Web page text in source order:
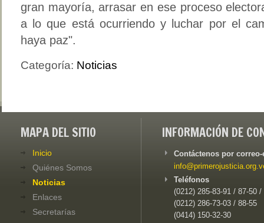
gran mayoría, arrasar en ese proceso
a lo que está ocurriendo y luchar por el
haya paz".
Categoría: Noticias
MAPA DEL SITIO
Inicio
Quiénes Somos
Noticias
Enlaces
Secretarías
INFORMACIÓN DE
Contáctenos por
Teléfonos
(0212) 285-83-91 / 87-50 /
(0212) 286-73-03 / 88-55
(0414) 150-32-30